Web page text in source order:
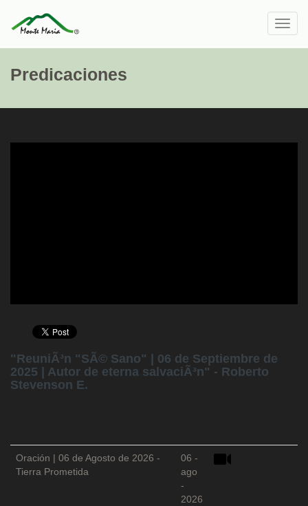
Predicaciones
"ReuniÃ³n "SÃ© Sano" | 06 de Septiembre de
2025 | Autor de eterna salvaciÃ³n" - Roberto
Stevenson E.
Oración | 06 de Agosto de 2026 -
Tierra Prometida
06 -
ago
-
2026